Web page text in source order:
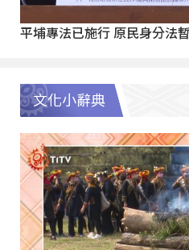
平埔專法已施行 原民身分法
文化小辭典